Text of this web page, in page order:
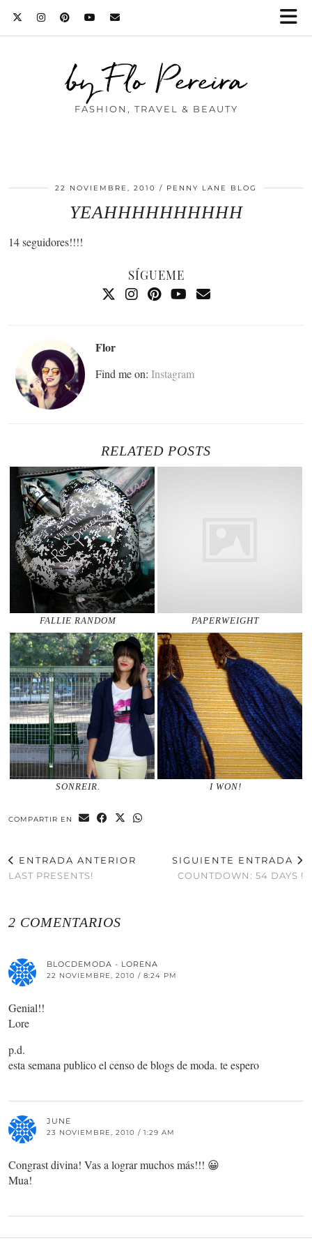
by Flo Pereira
FASHION, TRAVEL & BEAUTY
22 NOVIEMBRE, 2010 PENNY LANE BLOG
YEAHHHHHHHHHH
14 seguidores!!!!
SÍGUEME
Flor
Find me on: Instagram
RELATED POSTS
FALLIE RANDOM PAPERWEIGHT
SONREIR. I WON!
COMPARTIR EN
ENTRADA ANTERIOR
LAST PRESENTS!
SIGUIENTE ENTRADA
COUNTDOWN: 54 DAYS !
2 COMENTARIOS
BLOCDEMODA - LORENA
22 NOVIEMBRE, 2010 / 8:24 PM
Genial!!
Lore
p.d.
esta semana publico el censo de blogs de moda. te espero
JUNE
23 NOVIEMBRE, 2010 / 1:29 AM
Congrast divina! Vas a lograr muchos más!!! 😀
Mua!